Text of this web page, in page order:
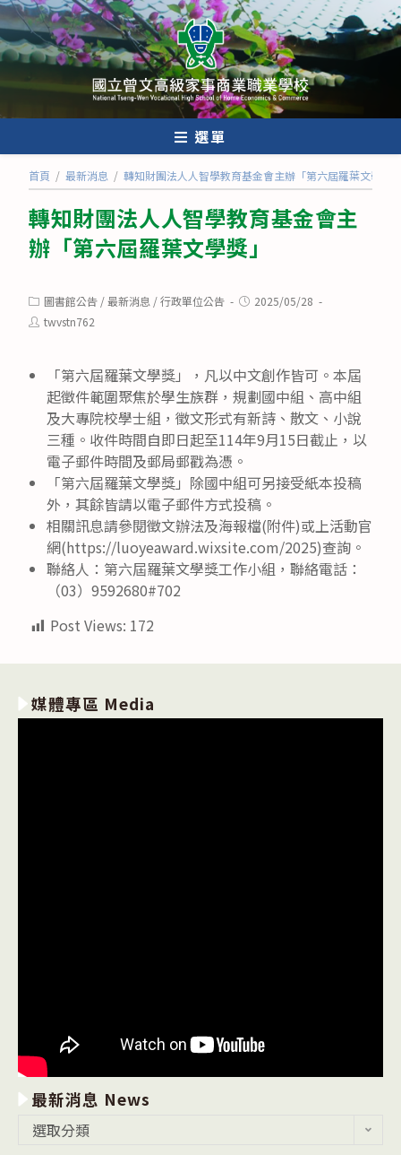
跳
轉
至
內
選單
首頁 / 最新消息 / 轉知財團法人人智學教育基金會主辦「第六屆羅葉文學獎
轉知財團法人人智學教育基金會主
辦「第六屆羅葉文學獎」
Post
category:
圖書館公告 /最新消息 /行政單位公告
Post2025/05/28
Posttwvstn762
「第六屆羅葉文學獎」，凡以中文創作皆可。本屆
起徵件範圍聚焦於學生族群，規劃國中組、高中組
及大專院校學士組，徵文形式有新詩、散文、小說
三種。收件時間自即日起至114年9月15日截止，以
電子郵件時間及郵局郵戳為憑。
「第六屆羅葉文學獎」除國中組可另接受紙本投稿
外，其餘皆請以電子郵件方式投稿。
相關訊息請參閱徵文辦法及海報檔(附件)或上活動官
網(https://luoyeaward.wixsite.com/2025)查詢。
聯絡人：第六屆羅葉文學獎工作小組，聯絡電話：
（03）9592680#702
Post Views: 172
媒體專區 Media
最新消息 News
選取分類